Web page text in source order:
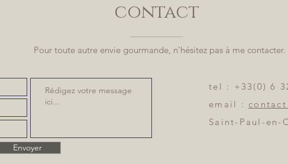
contact
Pour toute autre envie gourmande, n'hésitez pas à me contacter.
Envoyer
tel : +33(0)6
email : contact
Saint-Paul-en-